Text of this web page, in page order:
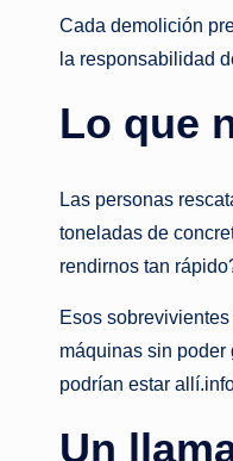
Cada demolición
la responsabilidad
Lo que
Las personas
toneladas de
rendirnos tan
Esos
máquinas sin poder
podrían estar
Un